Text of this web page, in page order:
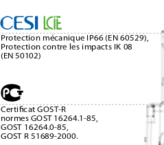
Protection mécanique IP66 (EN 60529),
Protection contre les impacts IK 08
(EN 50102)
Certiﬁcat GOST-R
normes GOST 16264.1-85,
GOST 16264.0-85,
GOST R 51689-2000.